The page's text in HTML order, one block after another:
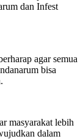
dan Infest
agar semua
bisa
masyarakat lebih
dalam